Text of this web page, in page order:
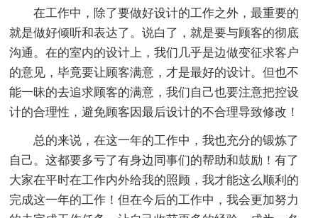
在工作中，除了要做好设计的工作之外，最重要的
就是做好倾听和表达了。说白了，就是要与顾客的彻底
沟通。在的室内的设计上，我们几乎是边做变征求客户
的意见，毕竟要让顾客满意，才是最好的设计。但也不
能一昧的去追求顾客的满意，我们自己也要注意把控设
计的合理性，避免顾客因最后设计的不合理导致修改！
总的来说，在这一年的工作中，我也充分的锻炼了
自己。这都要多亏了有身边同事们的帮助和鼓励！有了
大家在平时在工作内外给我的照顾，我才能这么顺利的
完成这一年的工作！但在今后的工作中，我会更加努力